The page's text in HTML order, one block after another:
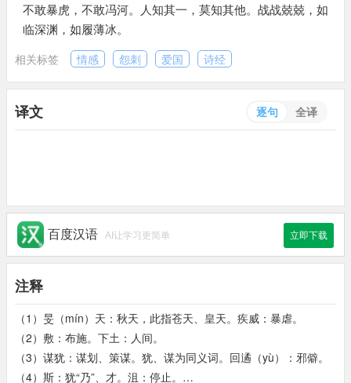
不敢暴虎，不敢冯河。人知其一，莫知其他。战战兢兢，如
临深渊，如履薄冰。
相关标签 情感 怨刺 爱国 诗经
译文 逐句 全译
百度汉语 AI让学习更简单 立即下载
注释
（1）旻（mín）天：秋天，此指苍天、皇天。疾威：暴虐。
（2）敷：布施。下土：人间。
（3）谋犹：谋划、策谋。犹、谋为同义词。回遹（yù）：邪僻。
（4）斯：犹“乃”、才。沮：停止。